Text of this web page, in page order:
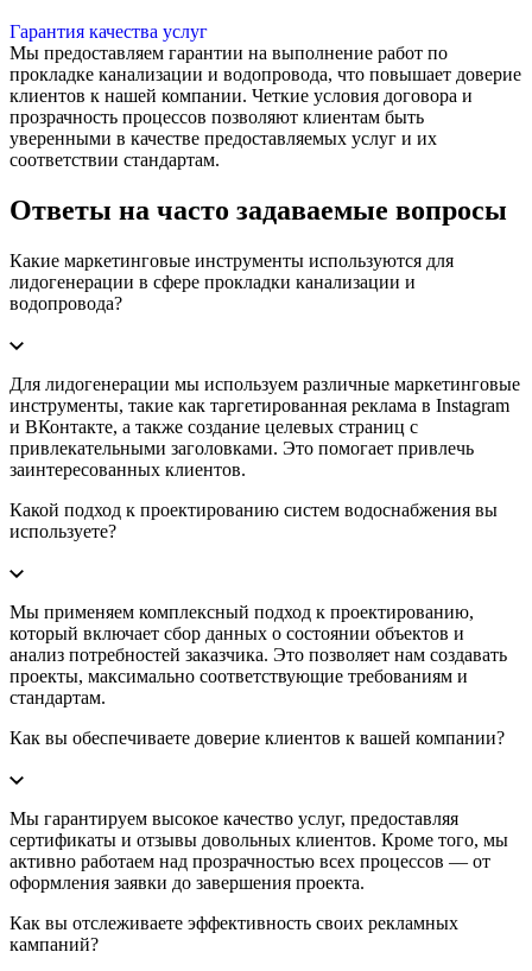
Гарантия качества услуг
Мы предоставляем гарантии на выполнение работ по
прокладке канализации и водопровода, что повышает доверие
клиентов к нашей компании. Четкие условия договора и
прозрачность процессов позволяют клиентам быть
уверенными в качестве предоставляемых услуг и их
соответствии стандартам.
Ответы на часто задаваемые вопросы
Какие маркетинговые инструменты используются для
лидогенерации в сфере прокладки канализации и
водопровода?
Для лидогенерации мы используем различные маркетинговые
инструменты, такие как таргетированная реклама в Instagram
и ВКонтакте, а также создание целевых страниц с
привлекательными заголовками. Это помогает привлечь
заинтересованных клиентов.
Какой подход к проектированию систем водоснабжения вы
используете?
Мы применяем комплексный подход к проектированию,
который включает сбор данных о состоянии объектов и
анализ потребностей заказчика. Это позволяет нам создавать
проекты, максимально соответствующие требованиям и
стандартам.
Как вы обеспечиваете доверие клиентов к вашей компании?
Мы гарантируем высокое качество услуг, предоставляя
сертификаты и отзывы довольных клиентов. Кроме того, мы
активно работаем над прозрачностью всех процессов — от
оформления заявки до завершения проекта.
Как вы отслеживаете эффективность своих рекламных
кампаний?